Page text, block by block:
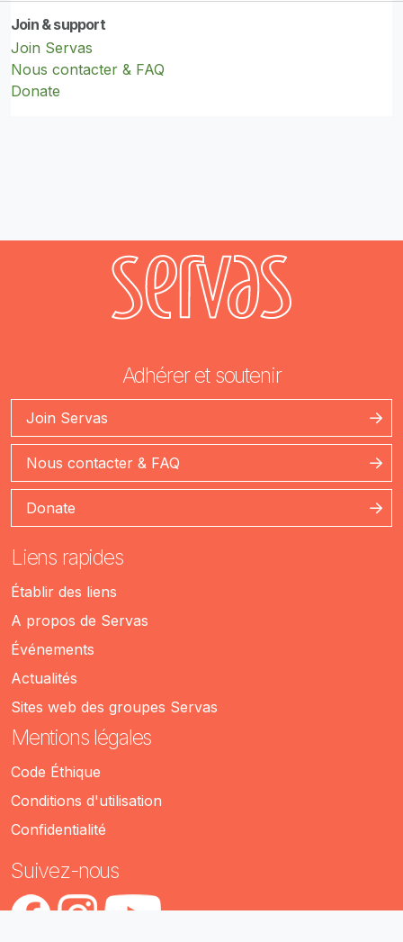
Join & support
Join Servas
Nous contacter & FAQ
Donate
Adhérer et soutenir
Join Servas
Nous contacter & FAQ
Donate
Liens rapides
Établir des liens
A propos de Servas
Événements
Actualités
Sites web des groupes Servas
Mentions légales
Code Éthique
Conditions d'utilisation
Confidentialité
Suivez-nous